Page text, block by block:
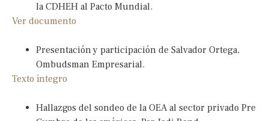
la CDHEH al Pacto Mundial.
Ver documento
Presentación y participación de Salvador Ortega,
Ombudsman Empresarial.
Texto íntegro
Hallazgos del sondeo de la OEA al sector privado Pre